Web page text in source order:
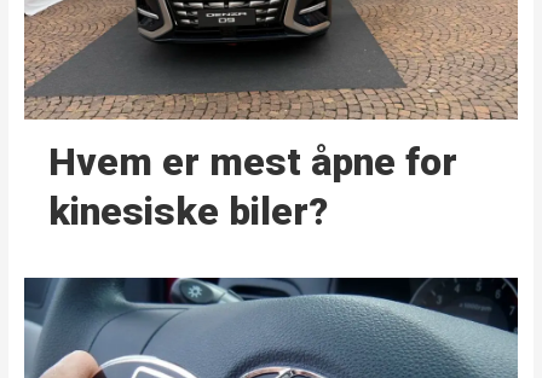
Hvem er mest åpne for
kinesiske biler?